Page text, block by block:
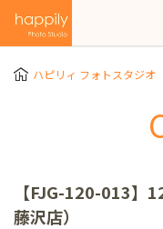
ハピリィ フォトスタジオ
【FJG-120-013】
藤沢店）